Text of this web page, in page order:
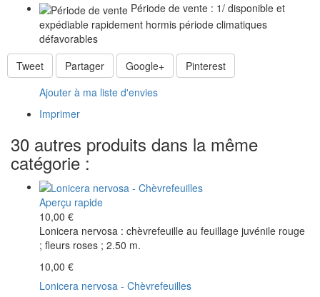
Période de vente : 1/ disponible et
expédiable rapidement hormis période climatiques
défavorables
Tweet
Partager Google+
Pinterest
Ajouter à ma liste d'envies
Imprimer
30 autres produits dans la même
catégorie :
Aperçu rapide
10,00 €
Lonicera nervosa : chèvrefeuille au feuillage juvénile rouge
; fleurs roses ; 2.50 m.
10,00 €
Lonicera nervosa - Chèvrefeuilles